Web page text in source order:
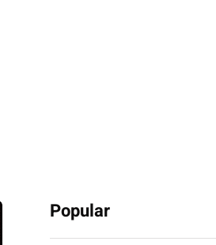
Popular